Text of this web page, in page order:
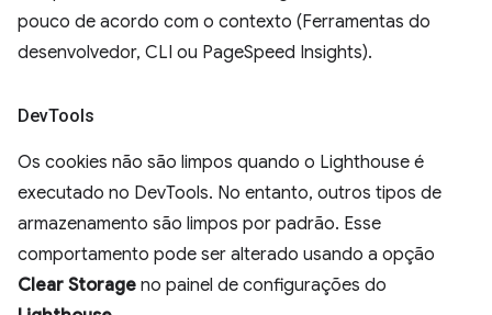
pouco de acordo com o contexto (Ferramentas do
desenvolvedor, CLI ou PageSpeed Insights).
DevTools
Os cookies não são limpos quando o Lighthouse é
executado no DevTools. No entanto, outros tipos de
armazenamento são limpos por padrão. Esse
comportamento pode ser alterado usando a opção
Clear Storage no painel de configurações do